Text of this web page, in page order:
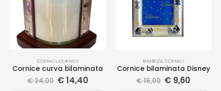
CORNICI,CORNICI
Cornice curva bilaminata
€24,00 € 14,40
BIMBO/A,CORNICI
Cornice bilaminata Disney
€16,00 € 9,60